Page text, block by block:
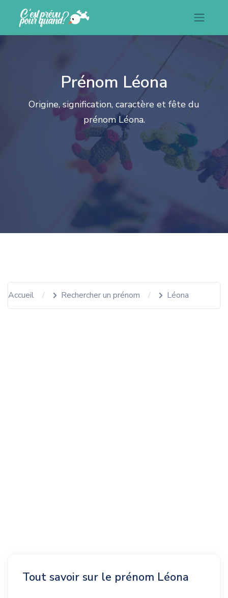
Prénom Léona
Origine, signification, caractère et fête du
prénom Léona.
Accueil Rechercher un prénom Léona
Tout savoir sur le prénom Léona